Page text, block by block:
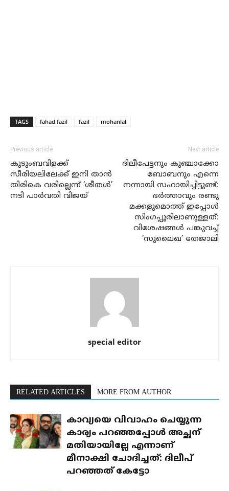
TAGS fahad fazil fazil mohanlal
Previous article
കുടുംബവിളക്ക്
സീരിയലിലേക്ക് ഇനി താൻ
തിരികെ വരില്ലെന്ന് ‘ശീതൾ’
നടി പാർവതി വിജയ്
Next article
ദിലീപേട്ടനും കുഞ്ചാക്കോ
ബോബനും എന്നെ
നന്നായി സഹായിച്ചിട്ടുണ്ട്:
ഭർത്താവും രണ്ടു
മക്കളുമൊത്ത് ഇപ്പോൾ
സിംഗപ്പൂരിലാണുള്ളത്:
വിശേഷങ്ങൾ പങ്കുവച്ച്
‘സുലൈഖ’ തേജാലി
special editor
RELATED ARTICLES MORE FROM AUTHOR
കാവ്യയെ വിവാഹം ചെയ്യുന്ന
കാര്യം പറഞ്ഞപ്പോൾ അച്ഛന്
മതിയായില്ലേ എന്നാണ്
മീനാക്ഷി ചോദിച്ചത്: ദിലീപ്
പറഞ്ഞത് കേട്ടോ